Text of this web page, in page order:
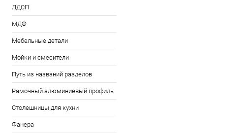
ЛДСП
МДФ
Мебельные детали
Мойки и смесители
Путь из названий разделов
Рамочный алюминиевый профиль
Столешницы для кухни
Фанера